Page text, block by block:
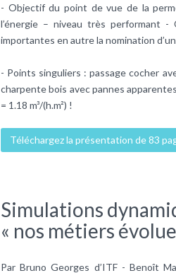
- Objectif du point de vue de la
l’énergie – niveau très performant -
importantes en autre la nomination
- Points singuliers : passage cocher
charpente bois avec pannes
= 1.18 m³/(h.m²) !
Téléchargez la présentation de 83
Simulations
« nos métiers
Par Bruno Georges d’ITF - Benoît